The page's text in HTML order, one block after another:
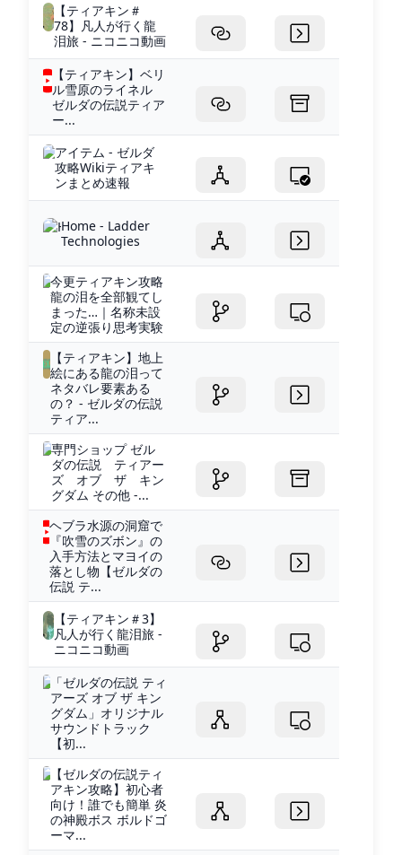
【ティアキン＃
78】凡人が行く龍
泪旅 - ニコニコ動画
【ティアキン】ベリ
ル雪原のライネル
ゼルダの伝説ティア
ー...
アイテム - ゼルダ
攻略Wikiティアキ
ンまとめ速報
Home - Ladder
Technologies
今更ティアキン攻略
龍の泪を全部観てし
まった…｜名称未設
定の逆張り思考実験
【ティアキン】地上
絵にある龍の泪って
ネタバレ要素ある
の？ - ゼルダの伝説
ティア...
専門ショップ ゼル
ダの伝説 ティアー
ズ オブ ザ キン
グダム その他 -...
ヘブラ水源の洞窟で
『吹雪のズボン』の
入手方法とマヨイの
落とし物【ゼルダの
伝説 テ...
【ティアキン＃3】
凡人が行く龍泪旅 -
ニコニコ動画
「ゼルダの伝説 ティ
アーズ オブ ザ キン
グダム」オリジナル
サウンドトラック
【初...
【ゼルダの伝説ティ
アキン攻略】初心者
向け！誰でも簡単 炎
の神殿ボス ボルドゴ
ーマ...